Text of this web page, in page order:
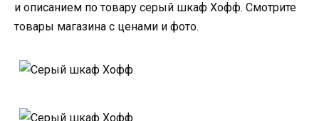
и описанием по товару серый шкаф Хофф. Смотрите
товары магазина с ценами и фото.